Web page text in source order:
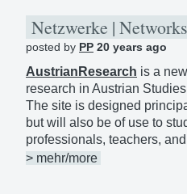
Netzwerke |
posted by PP 20 years ago
AustrianResearch is a
research in Austrian
The site is designed
but will also be of use to
professionals, teachers,
> mehr/more